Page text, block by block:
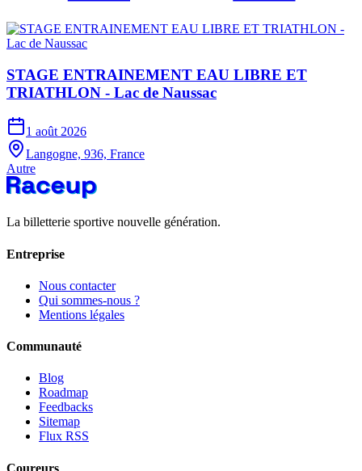
STAGE ENTRAINEMENT EAU LIBRE ET
TRIATHLON - Lac de Naussac
1 août 2026
Langogne, 936, France
Autre
La billetterie sportive nouvelle génération.
Entreprise
Nous contacter
Qui sommes-nous ?
Mentions légales
Communauté
Blog
Roadmap
Feedbacks
Sitemap
Flux RSS
Coureurs